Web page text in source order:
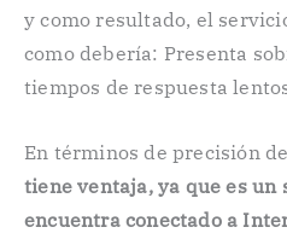
y como resultado, el
como debería: Presenta
tiempos de respuesta
En términos de precisión
tiene ventaja, ya que es un
encuentra conectado a